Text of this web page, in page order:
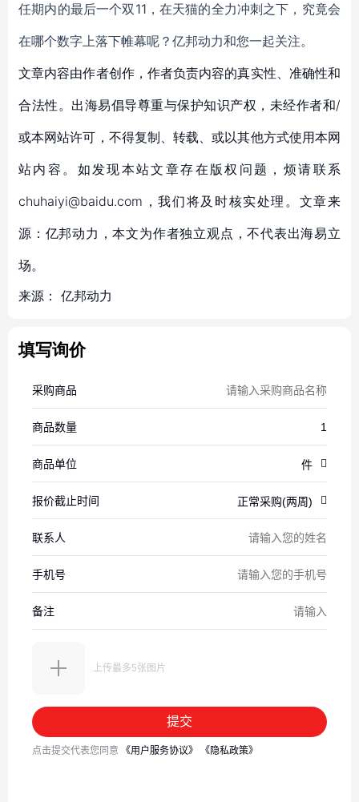
任期内的最后一个双11，在天猫的全力冲刺之下，究竟会
在哪个数字上落下帷幕呢？亿邦动力和您一起关注。
文章内容由作者创作，作者负责内容的真实性、准确性和
合法性。出海易倡导尊重与保护知识产权，未经作者和/
或本网站许可，不得复制、转载、或以其他方式使用本网
站内容。如发现本站文章存在版权问题，烦请联系
chuhaiyi@baidu.com，我们将及时核实处理。文章来
源：亿邦动力，本文为作者独立观点，不代表出海易立
场。
来源： 亿邦动力
填写询价